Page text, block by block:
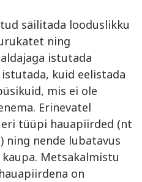
säilitada looduslikku
ning
istutada
kuid eelistada
mis ei ole
Erinevatel
tüüpi hauapiirded (nt
ning nende lubatavus
Metsakalmistu
on